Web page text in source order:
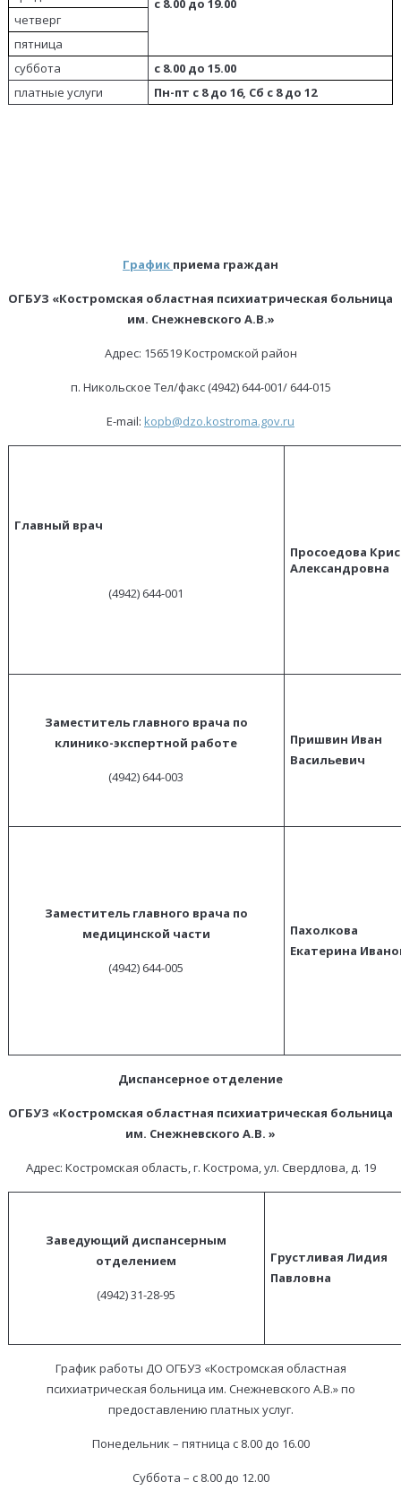
c 8.00 до 19.00
четверг
пятница
суббота
с 8.00 до 15.00
платные услуги
Пн-пт с 8 до 16, Сб с 8 до 12
График приема граждан
ОГБУЗ «Костромская областная психиатрическая больница
им. Снежневского А.В.»
Адрес: 156519 Костромской район
п. Никольское Тел/факс (4942) 644-001/ 644-015
E-mail: kopb@dzo.kostroma.gov.ru
Главный врач
(4942) 644-001
Просоедова
Александровна
Заместитель главного врача по
клинико-экспертной работе
(4942) 644-003
Пришвин Иван
Васильевич
Заместитель главного врача по
медицинской части
(4942) 644-005
Пахолкова
Екатерина
Диспансерное отделение
ОГБУЗ «Костромская областная психиатрическая больница
им. Снежневского А.В. »
Адрес: Костромская область, г. Кострома, ул. Свердлова, д. 19
Заведующий диспансерным
отделением
(4942) 31-28-95
Грустливая Лидия
Павловна
График работы ДО ОГБУЗ «Костромская областная
психиатрическая больница им. Снежневского А.В.» по
предоставлению платных услуг.
Понедельник – пятница с 8.00 до 16.00
Суббота – с 8.00 до 12.00